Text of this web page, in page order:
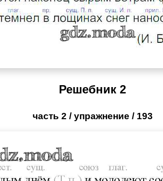
Решебник 2
часть 2 / упражнение / 193